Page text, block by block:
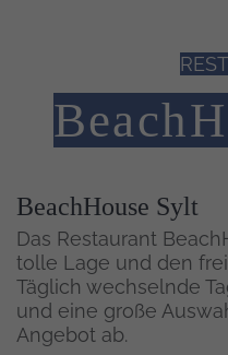
Inhalt
BeachHouse Sylt
Das Restaurant
tolle Lage und den
Täglich wechselnde
und eine große
Angebot ab.